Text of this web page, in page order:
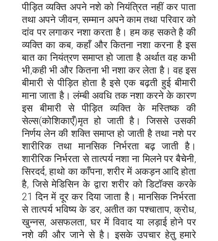
पीड़ित व्यक्ति अपने नशे को नियंत्रित नहीं कर पाता
तथा अपने जीवन, सम्मान अपने काम तथा परिवार को
दांव पर लगाकर नशा करता है। हम कह सकते है की
व्यक्ति का कब, कहाँ और कितना नशा करना है इस
बात का नियंत्रण समाप्त हो जाता है अर्थात वह कभी
भी,कही भी और कितना भी नशा कर लेता है। वह इस
बीमारी से पीड़ित होता है इसे एक बढ़ती हुई बीमारी
माना जाता है। लंम्बी अवधि तक नशा करने के कारण
इस बीमारी से पीड़ित व्यक्ति के मस्तिष्क की
सेल्स(कोशिकाएँ)मृत हो जाती है। जिससे उसकी
निर्णय लेन की शक्ति समाप्त हो जाती है तथा नशे पर
शारीरिक तथा मानसिक निर्भरता बढ़ जाती है।
शारीरिक निर्भरता से तात्पर्य नशा ना मिलने पर बैचेनी,
सिरदर्द, हाथो का काँपना, शरीर में अकड़न आदि होता
है, जिसे मेडिसिन के द्वारा शरीर को डिटॉक्स करके
21 दिन में दूर कर दिया जाता है। मानसिक निर्भरता
से तात्पर्य भविष्य के डर, अतीत का पश्चाताप, क्रोध,
खुन्नस, असफलता, घर में विवाद या लड़ाई होने पर
नशे की और जाने से है। इसके उपचार हेतु हमारे